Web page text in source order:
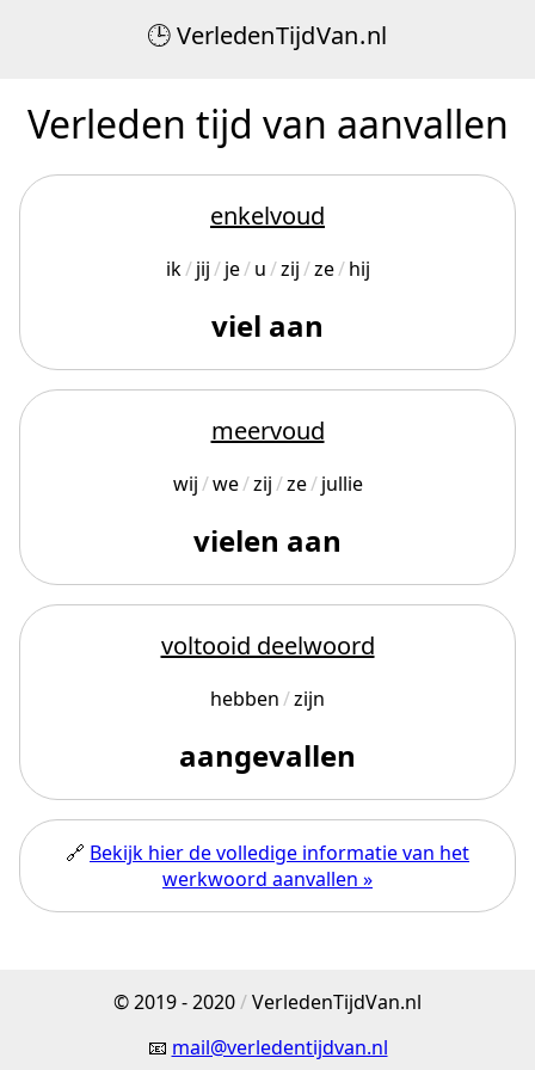
VerledenTijdVan.nl
Verleden tijd van aanvallen
enkelvoud
ik jij je u zij ze hij
viel aan
meervoud
wij we zij ze jullie
vielen aan
voltooid deelwoord
hebben zijn
aangevallen
🔗 Bekijk hier de volledige informatie van het
werkwoord aanvallen »
© 2019 - 2020/VerledenTijdVan.nl
📧 mail@verledentijdvan.nl